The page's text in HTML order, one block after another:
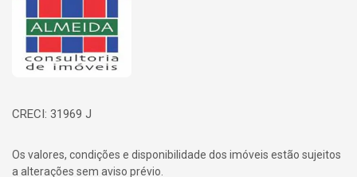
CRECI: 31969 J
Os valores, condições e disponibilidade dos imóveis estão sujeitos
a alterações sem aviso prévio.